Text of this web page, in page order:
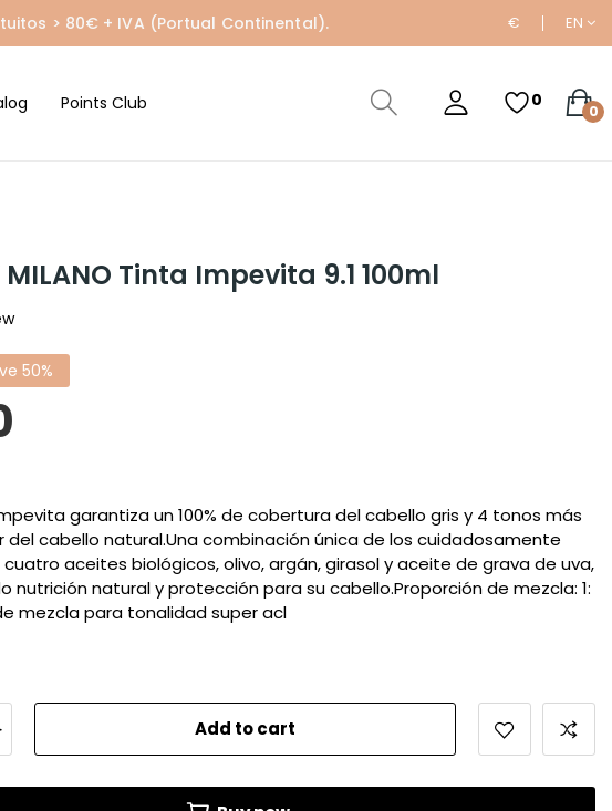
> 80€ + IVA (Portual Continental). € EN
Points Club 0
0
MILANO Tinta Impevita 9.1 100ml
50%
garantiza un 100% de cobertura del cabello gris y 4 tonos más
del cabello natural.Una combinación única de los cuidadosamente
aceites biológicos, olivo, argán, girasol y aceite de grava de uva,
nutrición natural y protección para su cabello.Proporción de mezcla: 1:
mezcla para tonalidad super acl
Add to cart